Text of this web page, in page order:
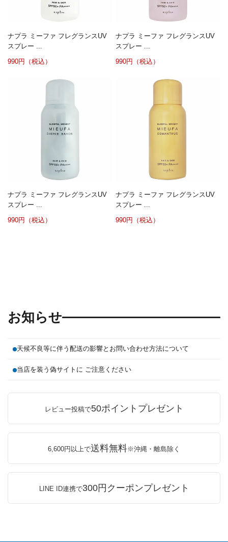
ナプラ ミーファ フレグランスUV
スプレー ...
990円（税込）
ナプラ ミーファ フレグランスUV
スプレー ...
990円（税込）
ナプラ ミーファ フレグランスUV
スプレー ...
990円（税込）
ナプラ ミーファ フレグランスUV
スプレー ...
990円（税込）
お知らせ
天候不良等に伴う配送の影響とお問い合わせ方法について
当店を装う偽サイトに ご注意ください
レビュー投稿で50ポイントプレゼント
6,600円以上で送料無料※沖縄・離島除く
LINE ID連携で300円クーポンプレゼント